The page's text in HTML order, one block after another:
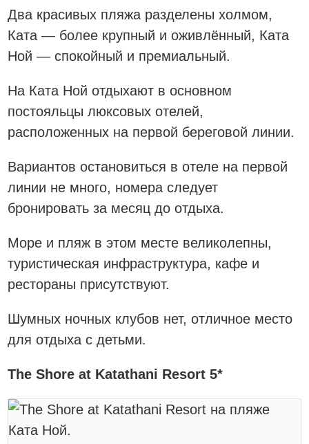
Два красивых пляжа разделены холмом,
Ката — более крупный и оживлённый, Ката
Ной — спокойный и премиальный.
На Ката Ной отдыхают в основном
постояльцы люксовых отелей,
расположенных на первой береговой линии.
Вариантов остановиться в отеле на первой
линии не много, номера следует
бронировать за месяц до отдыха.
Море и пляж в этом месте великолепны,
туристическая инфраструктура, кафе и
рестораны присутствуют.
Шумных ночных клубов нет, отличное место
для отдыха с детьми.
The Shore at Katathani Resort 5*